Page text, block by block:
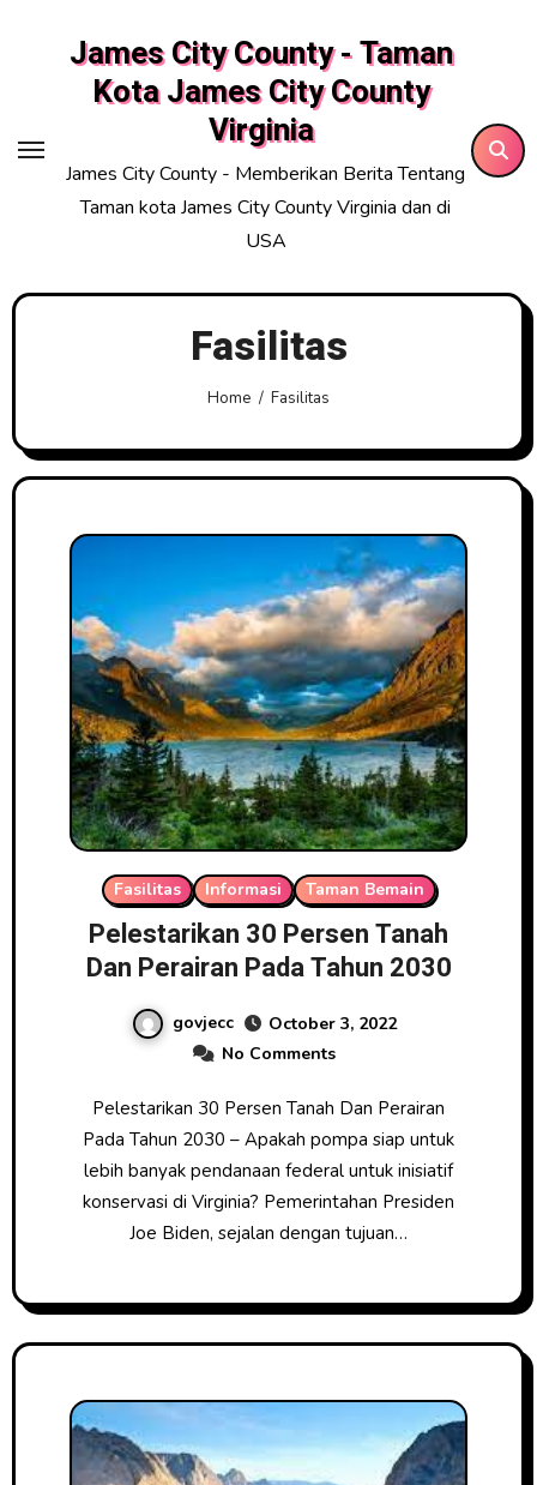
James City County - Taman
Kota James City County
Virginia
James City County - Memberikan Berita Tentang
Taman kota James City County Virginia dan di
USA
Fasilitas
Home Fasilitas
Fasilitas Informasi Taman Bemain
Pelestarikan 30 Persen Tanah
Dan Perairan Pada Tahun 2030
govjecc
October 3, 2022
No Comments
Pelestarikan 30 Persen Tanah Dan Perairan
Pada Tahun 2030 – Apakah pompa siap untuk
lebih banyak pendanaan federal untuk inisiatif
konservasi di Virginia? Pemerintahan Presiden
Joe Biden, sejalan dengan tujuan…